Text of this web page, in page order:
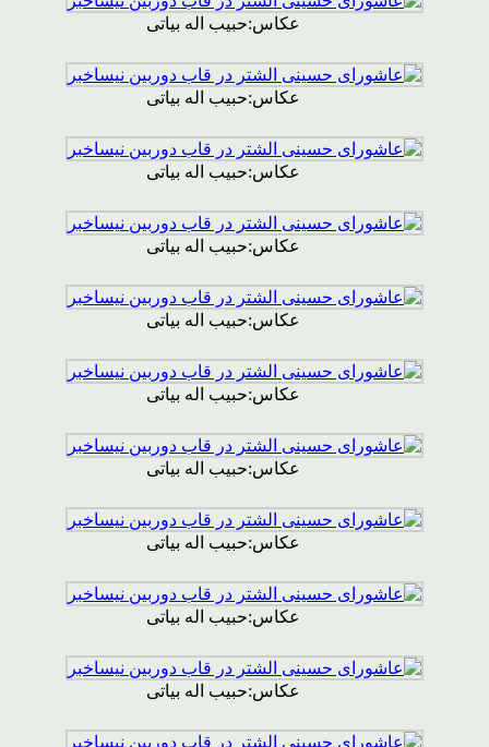
عکاس:حبیب اله بیاتی
عکاس:حبیب اله بیاتی
عکاس:حبیب اله بیاتی
عکاس:حبیب اله بیاتی
عکاس:حبیب اله بیاتی
عکاس:حبیب اله بیاتی
عکاس:حبیب اله بیاتی
عکاس:حبیب اله بیاتی
عکاس:حبیب اله بیاتی
عکاس:حبیب اله بیاتی